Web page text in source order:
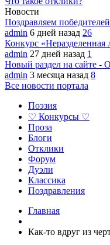
Новости
Поздравляем
admin 6 дней назад 26
Конкурс «Неразделенная
admin 27 дней назад 1
Новый раздел на сайте -
admin 3 месяца назад 8
Все новости портала
Поэзия
♡ Конкурсы ♡
Проза
Блоги
Отклики
Форум
Дуэли
Классика
Поздравления
Главная
Как-то вдруг из